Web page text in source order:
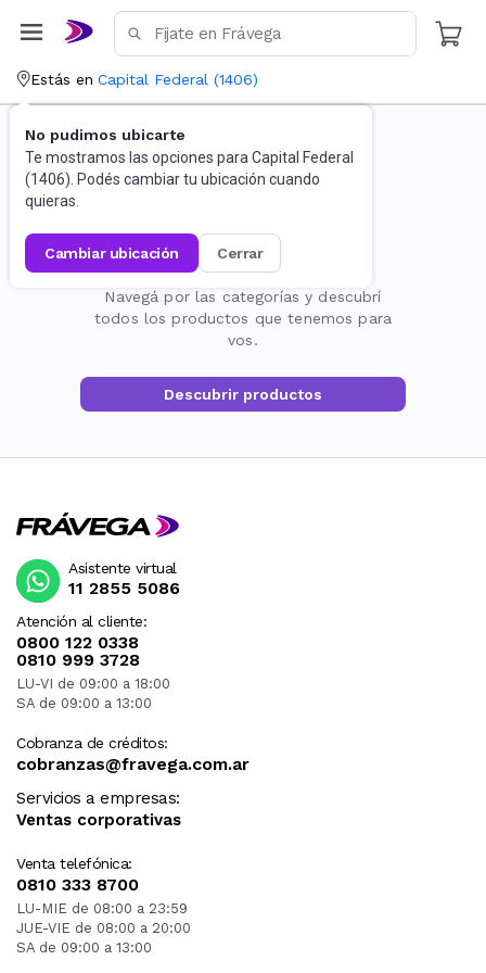
Estás en Capital Federal (1406)
No pudimos ubicarte
Te mostramos las opciones para Capital Federal
(1406). Podés cambiar tu ubicación cuando
quieras.
cambiar ubicación cerrar
La página no existe
Navegá por las categorías y descubrí
todos los productos que tenemos para
vos.
Descubrir productos
Atención al cliente:
0800 122 0338
0810 999 3728
LU-VI de 09:00 a 18:00
SA de 09:00 a 13:00
Cobranza de créditos:
cobranzas@fravega.com.ar
Servicios a empresas:
Ventas corporativas
Venta telefónica:
0810 333 8700
LU-MIE de 08:00 a 23:59
JUE-VIE de 08:00 a 20:00
SA de 09:00 a 13:00
Asistente virtual
11 2855 5086